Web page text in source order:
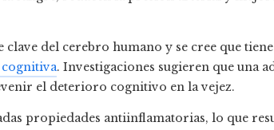
clave del cerebro humano y se cree que
. Investigaciones sugieren que una
el deterioro cognitivo en la vejez.
propiedades antiinflamatorias, lo que